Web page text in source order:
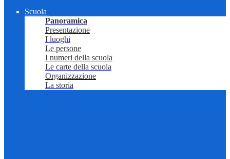
Scuola
Panoramica
Presentazione
I luoghi
Le persone
I numeri della scuola
Le carte della scuola
Organizzazione
La storia